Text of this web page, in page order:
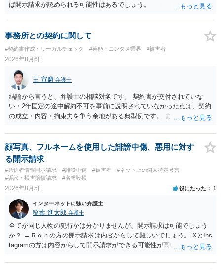
ば開示請求が認められる可能性はあるでしょう。
事務所との契約に関して
#契約書作成・リーガルチェック #芸能・エンタメ業界 #被害者
2026年8月6日
王 宣麟 弁護士
結論から言うと、弁護士の相談対象です。 契約書が交付されていな
い・2年固定の途中解約不可を事前に説明されていなかった点は、契約
の成立・内容・拘束力を争う余地がある典型例です。 まずは、運営と
みてはいかがでしょうか。 また同時並行で（もしまだされていないの
であれば）書面で退所意思の明確化はしておくべきだと考えます。
顔写真、フルネームを使用した誹謗中傷、悪用に対す
る開示請求
#発信者情報開示請求 #誹謗中傷 #被害者
#ネット上の個人特定被害
#訴訟・損害賠償請求
#名誉毀損
2026年8月5日 役にたった 1
インターネットに強い弁護士
稲葉 進太郎 弁護士
全てが同じ人物の犯行かは分かりませんが、開示請求は可能でしょう
か？ →５ｃｈの方の開示請求は内容からして難しいでしょう。 XとIns
tagramの方は内容からして開示請求ができる可能性が高いでしょう。
いでしょう。７月中にアカウントが削除されている場合、今から進め